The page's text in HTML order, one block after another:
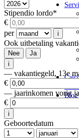
Chi
Blog
Stipendio lordo*
€
per
i
Ook uitbetaling
Nee
Ja
i
— vakantiegeld, 13e
€
— jaarinkomen vorig
€
i
Geboortedatum